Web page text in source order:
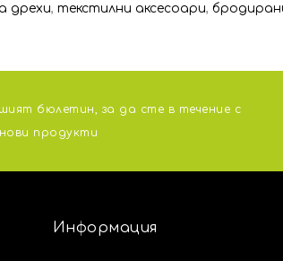
дрехи, текстилни аксесоари,
бюлетин, за да сте в течение с
продукти
Информация